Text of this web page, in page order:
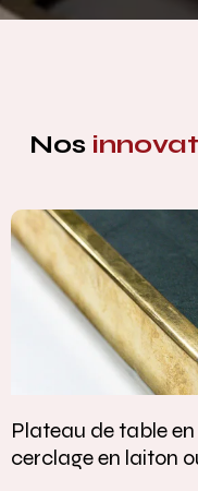
Nos
Plateau de table
cerclage en laiton